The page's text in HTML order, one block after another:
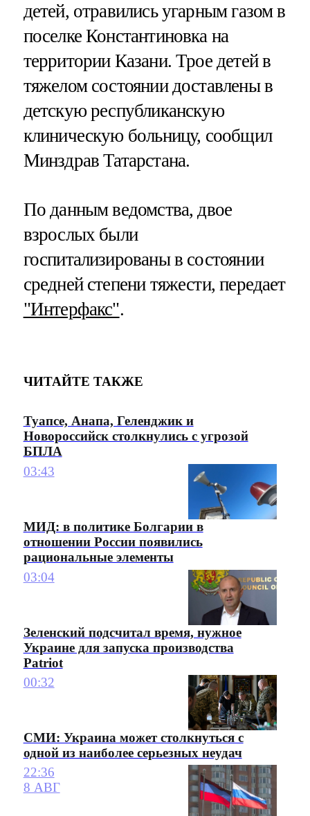
детей, отравились угарным газом в
поселке Константиновка на
территории Казани. Трое детей в
тяжелом состоянии доставлены в
детскую республиканскую
клиническую больницу, сообщил
Минздрав Татарстана.
По данным ведомства, двое
взрослых были
госпитализированы в состоянии
средней степени тяжести, передает
"Интерфакс".
ЧИТАЙТЕ ТАКЖЕ
Туапсе, Анапа, Геленджик и
Новороссийск столкнулись с угрозой
БПЛА
03:43
МИД: в политике Болгарии в
отношении России появились
рациональные элементы
03:04
Зеленский подсчитал время, нужное
Украине для запуска производства
Patriot
00:32
СМИ: Украина может столкнуться с
одной из наиболее серьезных неудач
22:36
8 АВГ